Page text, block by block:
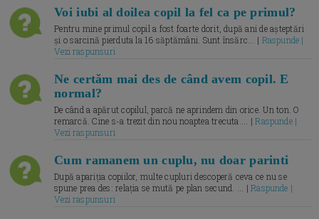
Voi iubi al doilea copil la fel ca pe primul?
Pentru mine primul copil a fost foarte dorit, după ani de așteptări
și o sarcină pierduta la 16 săptămâni. Sunt însărc... | Raspunde |
Vezi raspunsuri
Ne certăm mai des de când avem copil. E
normal?
De când a apărut copilul, parcă ne aprindem din orice. Un ton. O
remarcă. Cine s-a trezit din nou noaptea trecuta.... |Raspunde |
Vezi raspunsuri
Cum ramanem un cuplu, nu doar parinti
După apariția copiilor, multe cupluri descoperă ceva ce nu se
spune prea des: relația se mută pe plan secund. ... |Raspunde |
Vezi raspunsuri